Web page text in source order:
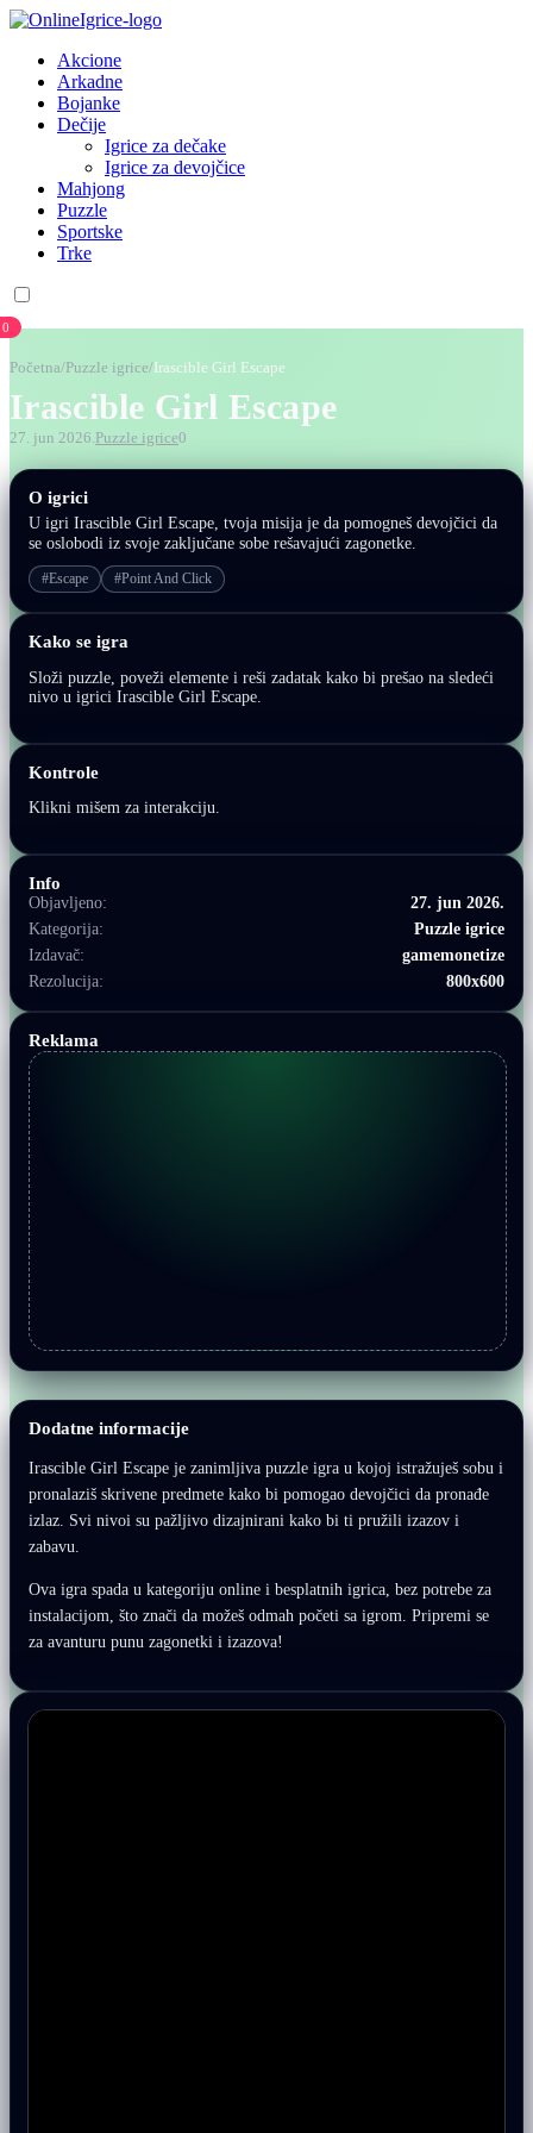
Akcione
Arkadne
Bojanke
Dečije
Igrice za dečake
Igrice za devojčice
Mahjong
Puzzle
Sportske
Trke
0
Početna/ Puzzle igrice/ Irascible Girl Escape
Irascible Girl Escape
27. jun 2026.Puzzle igrice0
Dodatne informacije
Irascible Girl Escape je zanimljiva puzzle igra u kojoj istražuješ sobu i
pronalaziš skrivene predmete kako bi pomogao devojčici da pronađe
izlaz. Svi nivoi su pažljivo dizajnirani kako bi ti pružili izazov i
zabavu.
Ova igra spada u kategoriju online i besplatnih igrica, bez potrebe za
instalacijom, što znači da možeš odmah početi sa igrom. Pripremi se
za avanturu punu zagonetki i izazova!
O igrici
U igri Irascible Girl Escape, tvoja misija je da pomogneš devojčici da
se oslobodi iz svoje zaključane sobe rešavajući zagonetke.
#Escape #Point And Click
Kako se igra
Složi puzzle, poveži elemente i reši zadatak kako bi prešao na sledeći
nivo u igrici Irascible Girl Escape.
Kontrole
Klikni mišem za interakciju.
Info
Objavljeno:
27. jun 2026.
Kategorija:
Puzzle igrice
Izdavač:
gamemonetize
Rezolucija:
800x600
Reklama